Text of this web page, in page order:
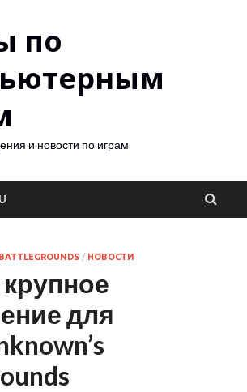
по
и новости по играм
/ НОВОСТИ
для